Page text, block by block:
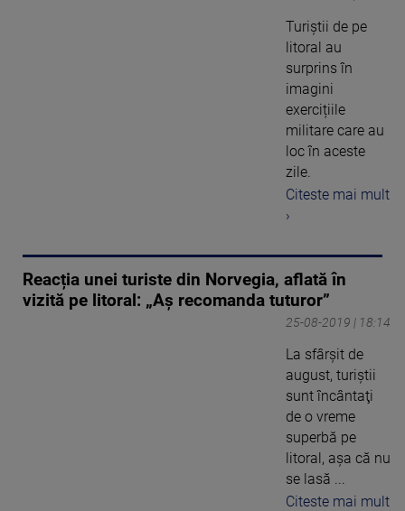
Turiștii de pe
litoral au
surprins în
imagini
exercițiile
militare care au
loc în aceste
zile.
Citeste mai mult
›
Reacția unei turiste din Norvegia, aflată în
vizită pe litoral: „Aș recomanda tuturor”
25-08-2019 | 18:14
La sfârşit de
august, turiştii
sunt încântaţi
de o vreme
superbă pe
litoral, aşa că nu
se lasă ...
Citeste mai mult